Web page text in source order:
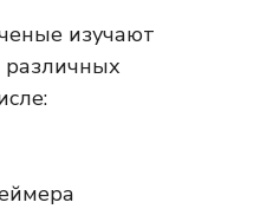
изучают